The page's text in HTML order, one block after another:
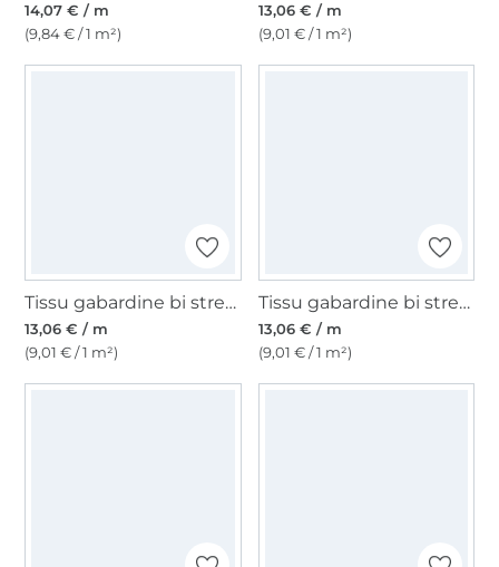
14,07 € / m
(9,84 € / 1 m²)
13,06 € / m
(9,01 € / 1 m²)
Tissu gabardine bi stretch, gris foncé
13,06 € / m
(9,01 € / 1 m²)
Tissu gabardine bi stretch, bordeaux
13,06 € / m
(9,01 € / 1 m²)